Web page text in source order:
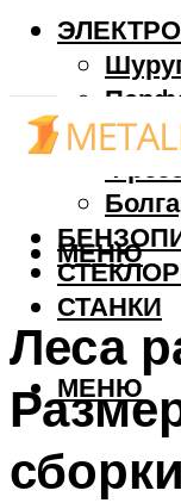
СТАНКИ
МЕНЮ
МЕНЮ
Леса
сборки